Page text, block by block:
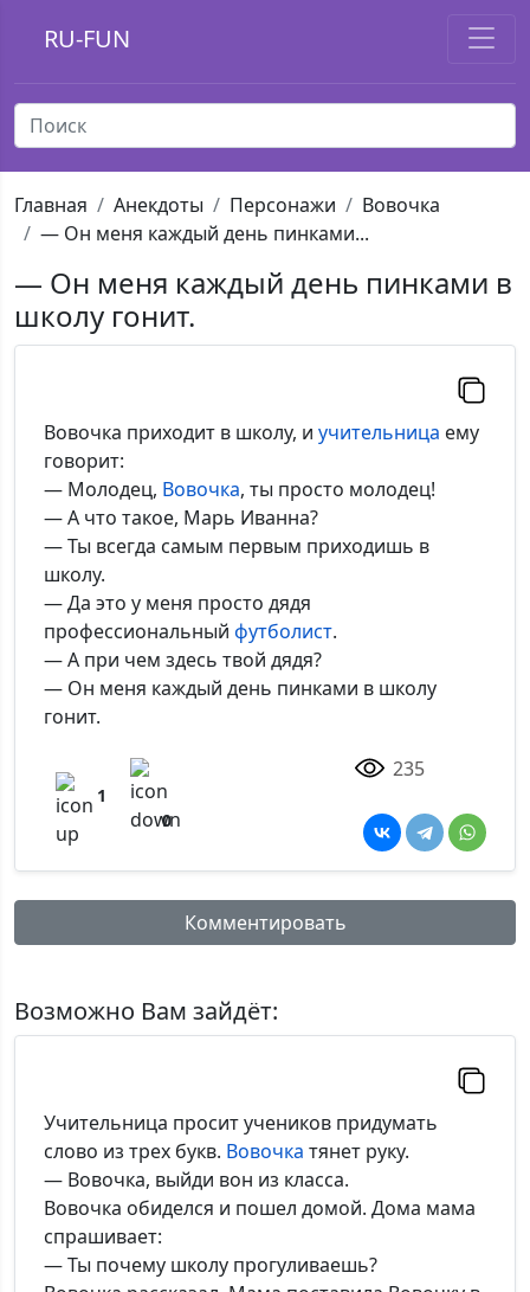
RU-FUN
Главная Анекдоты Персонажи
Вовочка
— Он меня каждый день пинками...
— Он меня каждый день пинками в
школу гонит.
Вовочка приходит в школу, и учительница ему
говорит:
— Молодец, Вовочка, ты просто молодец!
— А что такое, Марь Иванна?
— Ты всегда самым первым приходишь в
школу.
— Да это у меня просто дядя
профессиональный футболист.
— А при чем здесь твой дядя?
— Он меня каждый день пинками в школу
гонит.
1
0
235
Комментировать
*Максимальное кол-во символов - 500. Ручная модерация.
Добавить
Возможно Вам зайдёт:
Учительница просит учеников придумать
слово из трех букв. Вовочка тянет руку.
— Вовочка, выйди вон из класса.
Вовочка обиделся и пошел домой. Дома мама
спрашивает:
— Ты почему школу прогуливаешь?